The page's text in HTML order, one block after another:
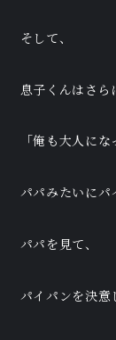
そして、
息子くんはさら
「俺も大人にな
パパみたいにパ
パパを見て、
パイパンを決意